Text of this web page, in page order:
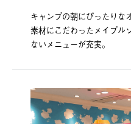
キャンプの朝にぴったりな
素材にこだわったメイプル
ないメニューが充実。